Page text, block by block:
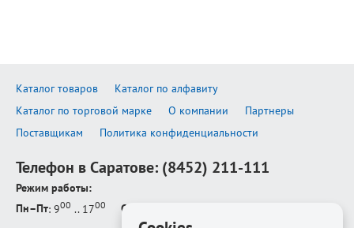
Каталог товаров
Каталог по алфавиту
Каталог по торговой марке
О компании
Партнеры
Поставщикам
Политика конфиденциальности
Телефон в Саратове: (8452) 211-111
Режим работы:
Пн–Пт: 900 .. 1700 Сб–Вс